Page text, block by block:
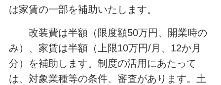
は家賃の一部を補助いたします。
改装費は半額（限度額50万円、開業時の
み）、家賃は半額（上限10万円/月、12か月
分）を補助します。制度の活用にあたって
は、対象業種等の条件、審査があります。土